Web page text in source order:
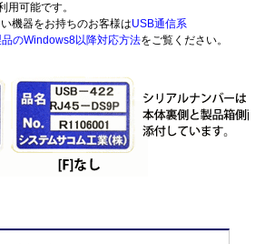
用可能です。
機器をお持ちのお客様はUSB通信系
のWindows8以降対応方法をご覧ください。